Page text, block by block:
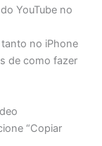
YouTube no
no iPhone
de como fazer
“Copiar